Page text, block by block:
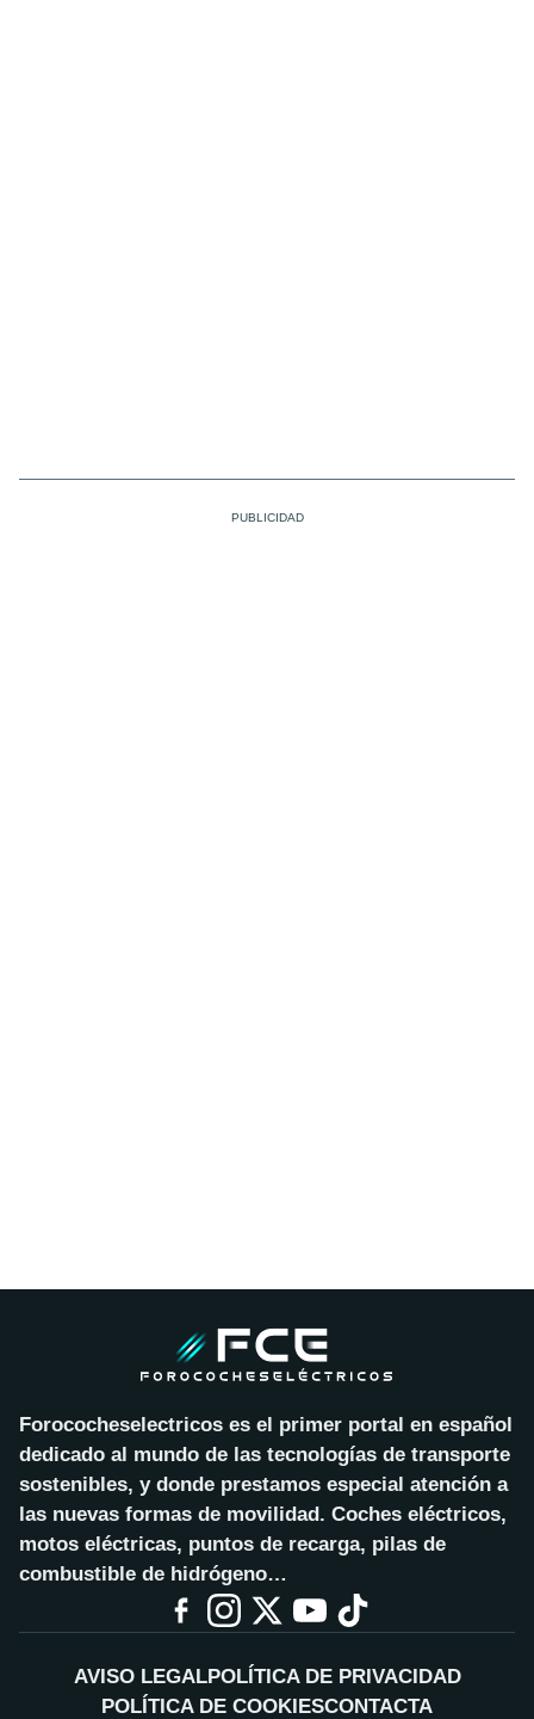
Forococheselectricos es el primer portal en español
dedicado al mundo de las tecnologías de transporte
sostenibles, y donde prestamos especial atención a
las nuevas formas de movilidad. Coches eléctricos,
motos eléctricas, puntos de recarga, pilas de
combustible de hidrógeno…
AVISO LEGALPOLÍTICA DE PRIVACIDAD
POLÍTICA DE COOKIESCONTACTA